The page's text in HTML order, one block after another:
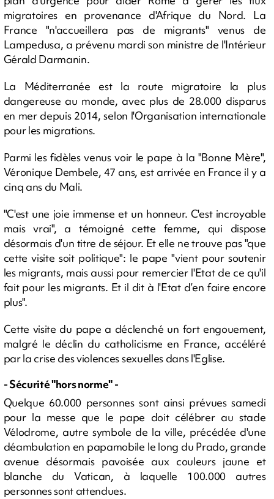
migratoires en provenance d'Afrique du Nord. La
France "n'accueillera pas de migrants" venus de
Lampedusa, a prévenu mardi son ministre de l'Intérieur
Gérald Darmanin.
La Méditerranée est la route migratoire la plus
dangereuse au monde, avec plus de 28.000 disparus
en mer depuis 2014, selon l'Organisation internationale
pour les migrations.
Parmi les fidèles venus voir le pape à la "Bonne Mère",
Véronique Dembele, 47 ans, est arrivée en France il y a
cinq ans du Mali.
"C'est une joie immense et un honneur. C'est incroyable
mais vrai", a témoigné cette femme, qui dispose
désormais d'un titre de séjour. Et elle ne trouve pas "que
cette visite soit politique": le pape "vient pour soutenir
les migrants, mais aussi pour remercier l'Etat de ce qu'il
fait pour les migrants. Et il dit à l'Etat d’en faire encore
plus".
Cette visite du pape a déclenché un fort engouement,
malgré le déclin du catholicisme en France, accéléré
par la crise des violences sexuelles dans l'Eglise.
- Sécurité "hors norme" -
Quelque 60.000 personnes sont ainsi prévues samedi
pour la messe que le pape doit célébrer au stade
Vélodrome, autre symbole de la ville, précédée d'une
déambulation en papamobile le long du Prado, grande
avenue désormais pavoisée aux couleurs jaune et
blanche du Vatican, à laquelle 100.000 autres
personnes sont attendues.